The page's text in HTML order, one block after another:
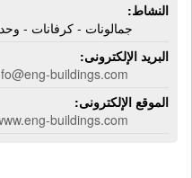
النشاط:
جمالونات - كرفانات -
البريد الإلكترونى:
buildings.com
الموقع الإلكترونى:
buildings.com